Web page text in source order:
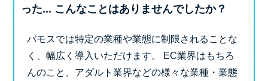
った... こんなことはありませんでしたか？
バモスでは特定の業種や業態に制限されることな
く、幅広く導入いただけます。
EC業界はもちろ
んのこと、アダルト業界などの様々な業種・業態